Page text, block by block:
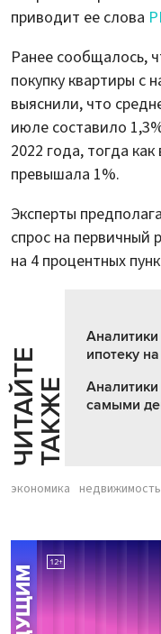
приводит ее слова
Ранее сообщалось,
покупку квартиры с
выяснили, что
июле составило
2022 года, тогда
превышала 1%.
Эксперты
спрос на первичный
на 4 процентных
Ч
И
Т
АЙ
Т
Е
Т
А
К
ЖЕ
Аналитики
ипотеку
самыми
экономика недвижимость